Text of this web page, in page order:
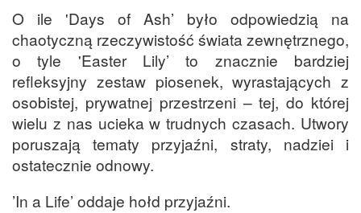
O ile 'Days of Ash’ było odpowiedzią na
chaotyczną rzeczywistość świata zewnętrznego,
o tyle 'Easter Lily’ to znacznie bardziej
refleksyjny zestaw piosenek, wyrastających z
osobistej, prywatnej przestrzeni – tej, do której
wielu z nas ucieka w trudnych czasach. Utwory
poruszają tematy przyjaźni, straty, nadziei i
ostatecznie odnowy.
’In a Life’ oddaje hołd przyjaźni.